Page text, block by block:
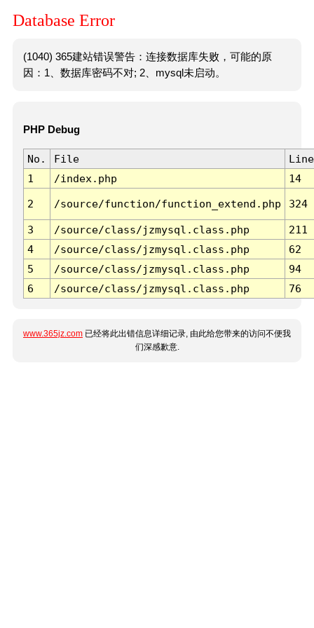
Database Error
(1040) 365建站错误警告：连接数据库失败，可能的原
因：1、数据库密码不对; 2、mysql未启动。
PHP Debug
No. File
Line
1
/index.php 14
2 /source/function/function_extend.php 324
3 /source/class/jzmysql.class.php
211
4
/source/class/jzmysql.class.php
62
5
/source/class/jzmysql.class.php
94
6
/source/class/jzmysql.class.php 76
www.365jz.com 已经将此出错信息详细记录, 由此给您带来的访问不便我
们深感歉意.